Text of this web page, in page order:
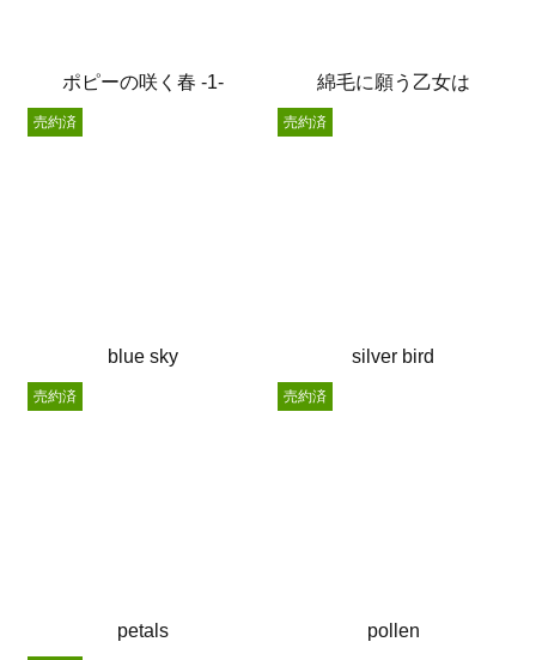
ポピーの咲く春 -1- 綿毛に願う乙女は
blue sky
売約済
silver bird
売約済
petals
売約済
pollen
売約済